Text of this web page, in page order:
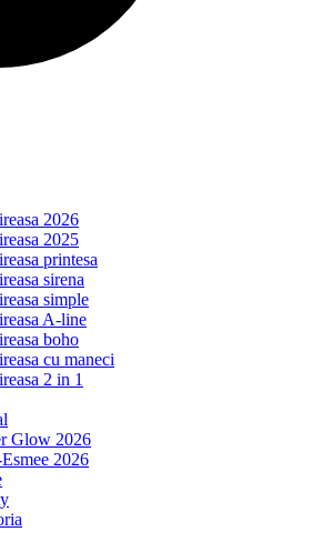
2026
2025
printesa
sirena
simple
A-line
boho
cu maneci
2 in 1
Glow 2026
2026